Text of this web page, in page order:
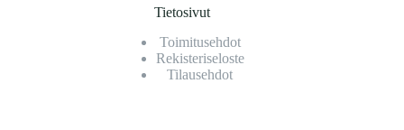
Tietosivut
Toimitusehdot
Rekisteriseloste
Tilausehdot